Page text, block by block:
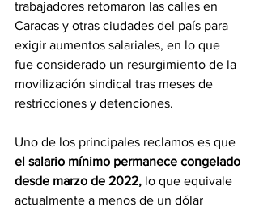
trabajadores retomaron las calles en
Caracas y otras ciudades del país para
exigir aumentos salariales, en lo que
fue considerado un resurgimiento de la
movilización sindical tras meses de
restricciones y detenciones.
Uno de los principales reclamos es que
el salario mínimo permanece congelado
desde marzo de 2022, lo que equivale
actualmente a menos de un dólar